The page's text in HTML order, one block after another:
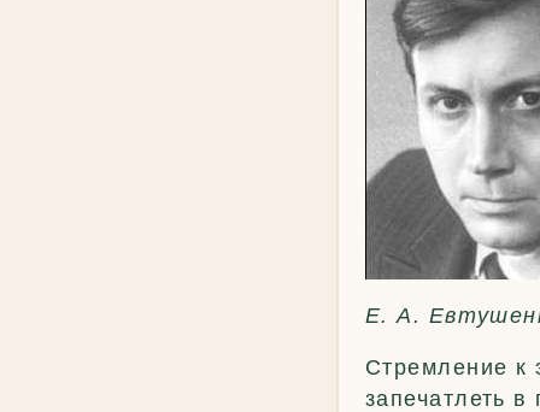
Е. А.
Стремление к
запечатлеть